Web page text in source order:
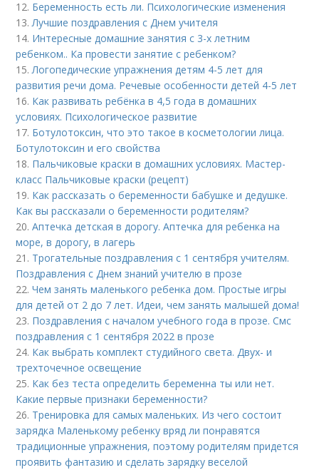
12. Беременность есть ли. Психологические изменения
13.Лучшие поздравления с Днем учителя
14. Интересные домашние занятия с 3-х летним
ребенком.. Ка провести занятие с ребенком?
15.Логопедические упражнения детям 4-5 лет для
развития речи дома. Речевые особенности детей 4-5 лет
16. Как развивать ребёнка в 4,5 года в домашних
условиях. Психологическое развитие
17. Ботулотоксин, что это такое в косметологии лица.
Ботулотоксин и его свойства
18. Пальчиковые краски в домашних условиях. Мастер-
класс Пальчиковые краски (рецепт)
19. Как рассказать о беременности бабушке и дедушке.
Как вы рассказали о беременности родителям?
20.Аптечка детская в дорогу. Аптечка для ребенка на
море, в дорогу, в лагерь
21. Трогательные поздравления с 1 сентября учителям.
Поздравления с Днем знаний учителю в прозе
22.Чем занять маленького ребенка дом. Простые игры
для детей от 2 до 7 лет. Идеи, чем занять малышей дома!
23. Поздравления с началом учебного года в прозе. Смс
поздравления с 1 сентября 2022 в прозе
24. Как выбрать комплект студийного света. Двух- и
трехточечное освещение
25. Как без теста определить беременна ты или нет.
Какие первые признаки беременности?
26. Тренировка для самых маленьких. Из чего состоит
зарядка Маленькому ребенку вряд ли понравятся
традиционные упражнения, поэтому родителям придется
проявить фантазию и сделать зарядку веселой